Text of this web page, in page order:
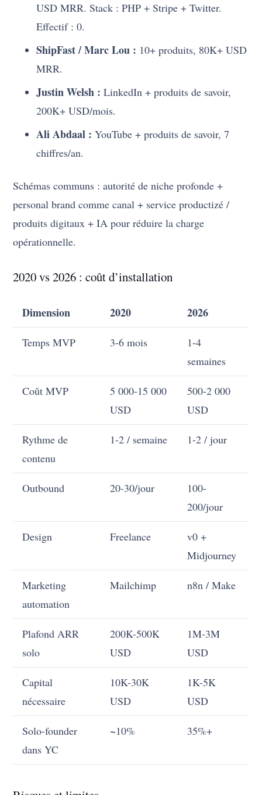
USD MRR. Stack : PHP + Stripe + Twitter.
Effectif : 0.
ShipFast / Marc Lou : 10+ produits, 80K+ USD
MRR.
Justin Welsh : LinkedIn + produits de savoir,
200K+ USD/mois.
Ali Abdaal : YouTube + produits de savoir, 7
chiffres/an.
Schémas communs : autorité de niche profonde +
personal brand comme canal + service productizé /
produits digitaux + IA pour réduire la charge
opérationnelle.
2020 vs 2026 : coût d’installation
Dimension 2020 2026
Temps MVP 3-6 mois
1-4
semaines
Coût MVP
5 000-15 000
USD
500-2 000
USD
Rythme de
contenu
1-2 / semaine 1-2 / jour
Outbound 20-30/jour
100-
200/jour
Design Freelance
v0 +
Midjourney
Marketing
automation
Mailchimp n8n / Make
Plafond ARR
solo
200K-500K
USD
1M-3M
USD
Capital
nécessaire
10K-30K
USD
1K-5K
USD
Solo-founder
dans YC
~10% 35%+